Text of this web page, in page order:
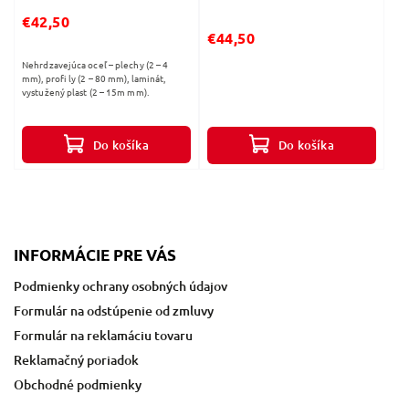
€42,50
Do košíka
Nehrdzavejúca oceľ – plechy (2 – 4
mm), profi ly (2 – 80 mm), laminát,
vystužený plast (2 – 15m mm).
€44,50
Do košíka
INFORMÁCIE PRE VÁS
Podmienky ochrany osobných údajov
Formulár na odstúpenie od zmluvy
Formulár na reklamáciu tovaru
Reklamačný poriadok
Obchodné podmienky